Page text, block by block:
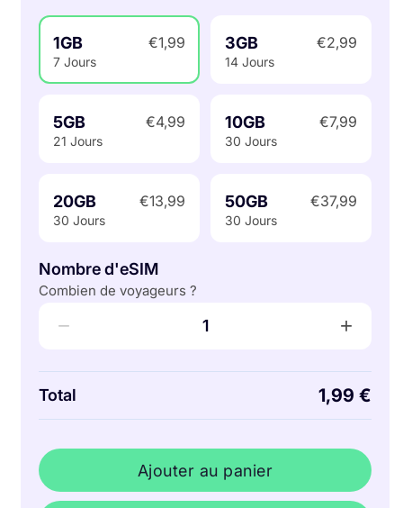
1GB €1,99
7 Jours
3GB €2,99
14 Jours
5GB €4,99
21 Jours
10GB €7,99
30 Jours
20GB €13,99
30 Jours
50GB €37,99
30 Jours
Nombre d'eSIM
Combien de voyageurs ?
− 1 +
Total 1,99 €
Ajouter au panier